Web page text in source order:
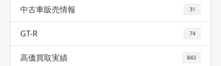
中古車販売情報 31
GT-R 74
高価買取実績 843